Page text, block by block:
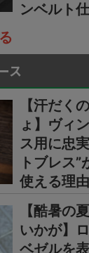
ンベルト
ス
【汗だく
ょ】ヴィ
ス用に忠
トブレス
使える理
【酷暑の
いかが】
ベゼルを